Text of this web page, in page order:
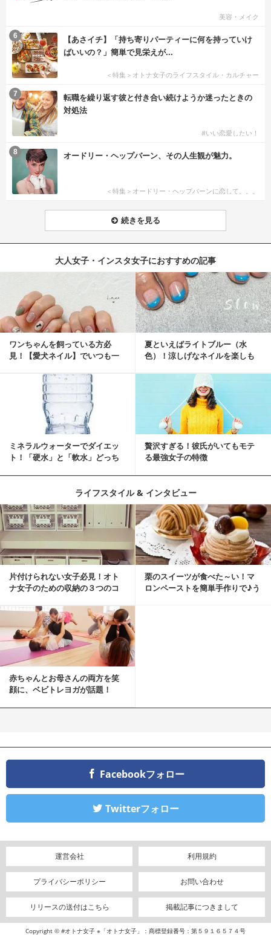
美容・メイク
【あさイチ】「持ち寄りパーティーに何を持っていけ
ばいいの？」簡単で見栄えが...
＜特集＞オトナ女子のライフスタイル・カルチャー
6
転職を繰り返す彼と付き合い続けようか迷ったときの
対処法
#いい恋愛したい！
7
オードリー・ヘップバーン、その人生観が魅力。
＜特集＞オードリー・ヘップバーンに恋して。。。
8
続きを見る
大人女子・インスタ女子におすすめの記事
ワンちゃんを飼っている方必
見！【愛犬ネイル】でいつも一
夏といえばライトブルー（水
色）！涼しげなネイルを楽しも
ミネラルウォーターでダイエッ
ト！「硬水」と「軟水」どっち
贅沢すぎる！彼氏がいてもモテ
る最強女子の特徴
ライフスタイル & インタビュー
片付けられない女子必見！オト
ナ女子のための収納の３つのコ
栗のスイーツが食べた～い！マ
ロンペーストを簡単手作りで♪う
赤ちゃんとお母さんの両方を笑
顔に、ベビトレヨガが話題！
Facebookフォロー
Twitterフォロー
運営会社 利用規約
プライバシーポリシー お問い合わせ
リリースの送付はこちら 掲載記事につきまして
Copyright © #オトナ女子 ※「オトナ女子」：商標登録番号：第５９１６５７４号